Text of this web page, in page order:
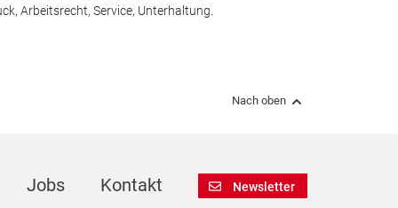
Arbeitsrecht, Service, Unterhaltung.
Nach oben
Jobs Kontakt Newsletter